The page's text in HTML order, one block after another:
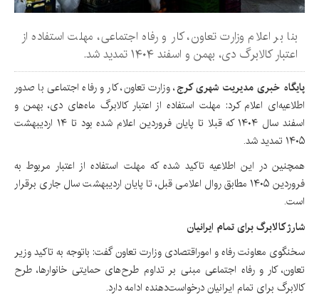
بنا بر اعلام وزارت تعاون، کار و رفاه اجتماعی، مهلت استفاده از
اعتبار کالابرگ دی، بهمن و اسفند ۱۴۰۴ تمدید شد.
پایگاه خبری مدیریت شهری کرج، وزارت تعاون، کار و رفاه اجتماعی با صدور
اطلاعیه‌ای اعلام کرد: مهلت استفاده از اعتبار کالابرگ ماه‌های دی، بهمن و
اسفند سال ۱۴۰۴ که قبلا تا پایان فروردین اعلام شده بود تا ۱۴ اردیبهشت
۱۴۰۵ تمدید شد.
همچنین در این اطلاعیه تاکید شده که مهلت استفاده از اعتبار مربوط به
فروردین ۱۴۰۵ مطابق روال اعلامی قبل، تا پایان اردیبهشت سال جاری برقرار
است.
شارژ کالابرگ برای تمام ایرانیان
سخنگوی معاونت رفاه و اموراقتصادی وزارت تعاون گفت: باتوجه به تاکید وزیر
تعاون، کار و رفاه اجتماعی مبنی بر تداوم طرح‌های حمایتی خانوارها، طرح
کالابرگ برای تمام ایرانیان درخواست‌دهنده ادامه دارد.